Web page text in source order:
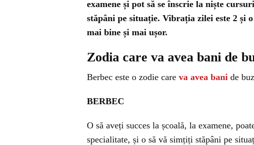
examene și pot să se înscrie la niște
stăpâni pe situație. Vibrația zilei este 2 și
mai bine și mai ușor.
Zodia care va avea bani de
Berbec este o zodie care va avea bani de
BERBEC
O să aveți succes la școală, la examene,
specialitate, și o să vă simțiți stăpâni pe